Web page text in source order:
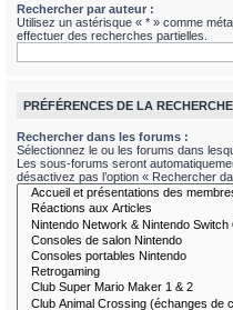
Rechercher par auteur :
Utilisez un astérisque « * » comme
effectuer des recherches partielles.
PRÉFÉRENCES DE LA RECHERCHE
Rechercher dans les forums :
Sélectionnez le ou les forums dans
Les sous-forums seront
désactivez pas l’option « Rechercher